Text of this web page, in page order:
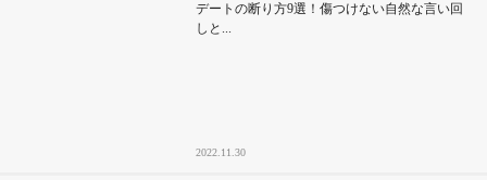
デートの断り方9選！傷つけない自然な言い回
しと...
2022.11.30